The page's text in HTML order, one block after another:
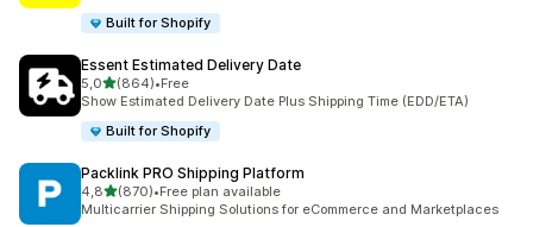
Built for Shopify
Essent Estimated Delivery Date
5,0av 5 stjerner
(864)
Totalt 864 omtaler
•Free
Show Estimated Delivery Date Plus Shipping Time (EDD/ETA)
Built for Shopify
Packlink PRO Shipping Platform
4,8av 5 stjerner
(870)
Totalt 870 omtaler
•Free plan available
Multicarrier Shipping Solutions for eCommerce and Marketplaces